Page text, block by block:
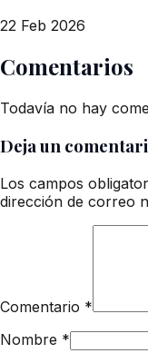
22 Feb 2026
Comentarios
Todavía no hay
Deja un
Los campos
dirección de correo
Comentario *
Nombre *